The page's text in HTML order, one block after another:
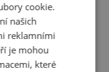
plastovým
a na spodku
Ty
opatrně
cookie.
našich
reklamními
je mohou
které